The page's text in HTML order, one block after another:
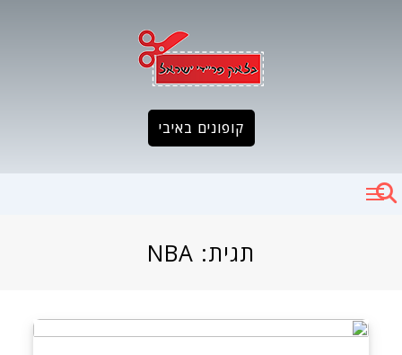
קופונים באיבי
תגית: NBA